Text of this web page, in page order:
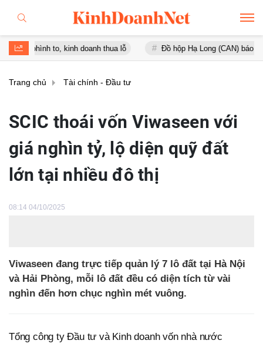
to, kinh doanh thua lỗ Đồ hộp Hạ Long (CAN) báo lỗ gần
Trang chủ Tài chính - Đầu tư
SCIC thoái vốn Viwaseen với
giá nghìn tỷ, lộ diện quỹ đất
lớn tại nhiều đô thị
08:14 04/10/2025
Viwaseen đang trực tiếp quản lý 7 lô đất tại Hà Nội
và Hải Phòng, mỗi lô đất đều có diện tích từ vài
nghìn đến hơn chục nghìn mét vuông.
Tổng công ty Đầu tư và Kinh doanh vốn nhà nước